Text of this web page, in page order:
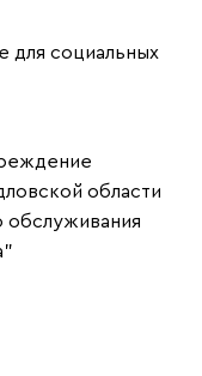
для социальных
области
обслуживания